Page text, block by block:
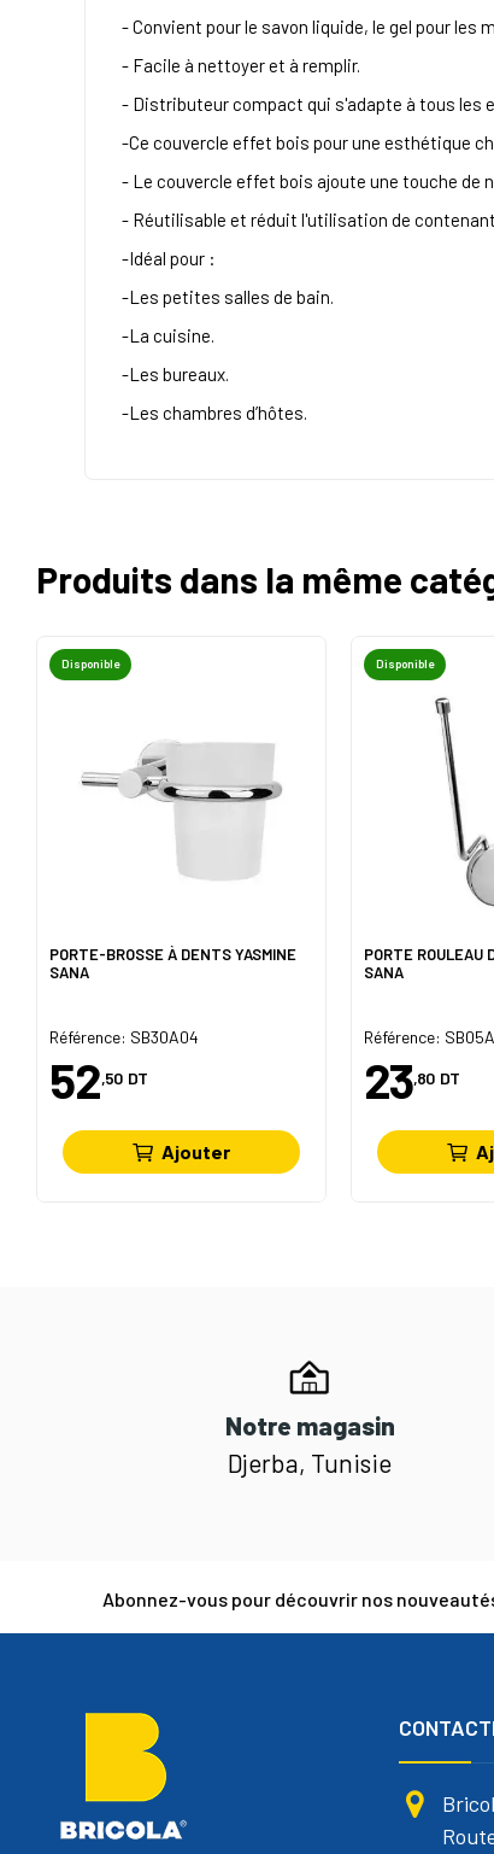
- Convient pour le savon liquide, le gel pour les
- Facile à nettoyer et à remplir.
- Distributeur compact qui s'adapte à tous les
-Ce couvercle effet bois pour une esthétique
- Le couvercle effet bois ajoute une touche de
- Réutilisable et réduit l'utilisation de
-Idéal pour :
-Les petites salles de bain.
-La cuisine.
-Les bureaux.
-Les chambres d’hôtes.
Produits dans la même
Disponible
PORTE-BROSSE À DENTS YASMINE
SANA
Référence: SB30A04
52,50 DT
Ajouter
Disponible
PORTE ROULEAU
SANA
Référence:
23,80 DT
Notre magasin
Djerba, Tunisie
Abonnez-vous pour découvrir nos